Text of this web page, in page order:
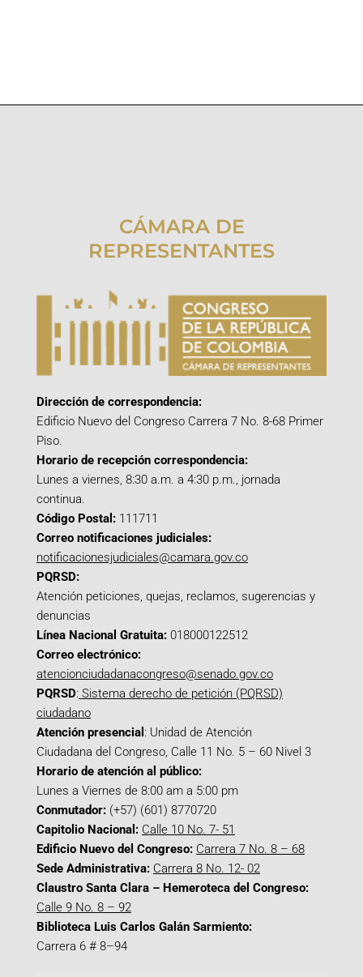
CÁMARA DE
REPRESENTANTES
Dirección de correspondencia:
Edificio Nuevo del Congreso Carrera 7 No. 8-68 Primer
Piso.
Horario de recepción correspondencia:
Lunes a viernes, 8:30 a.m. a 4:30 p.m., jornada
continua.
Código Postal: 111711
Correo notificaciones judiciales:
notificacionesjudiciales@camara.gov.co
PQRSD:
Atención peticiones, quejas, reclamos, sugerencias y
denuncias
Línea Nacional Gratuita: 018000122512
Correo electrónico:
atencionciudadanacongreso@senado.gov.co
PQRSD: Sistema derecho de petición (PQRSD)
ciudadano
Atención presencial : Unidad de Atención
Ciudadana del Congreso, Calle 11 No. 5 – 60 Nivel 3
Horario de atención al público:
Lunes a Viernes de 8:00 am a 5:00 pm
Conmutador: (+57) (601) 8770720
Capitolio Nacional: Calle 10 No. 7- 51
Edificio Nuevo del Congreso: Carrera 7 No. 8 – 68
Sede Administrativa: Carrera 8 No. 12- 02
Claustro Santa Clara – Hemeroteca del Congreso:
Calle 9 No. 8 – 92
Biblioteca Luis Carlos Galán Sarmiento:
Carrera 6 # 8–94